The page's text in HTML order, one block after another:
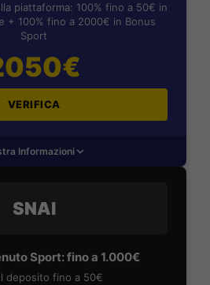
piattaforma: 100% fino a 50€ in
+ 100% fino a 2000€ in Bonus
Sport
VERIFICA
Informazioni
SNAI
Sport: fino a 1.000€
deposito fino a 50€